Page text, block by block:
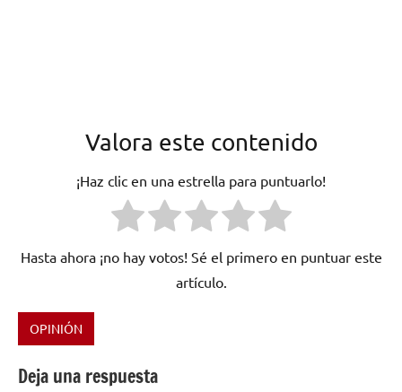
Valora este contenido
¡Haz clic en una estrella para puntuarlo!
Hasta ahora ¡no hay votos! Sé el primero en puntuar este
artículo.
Etiquetado
Def
OPINIÓN
Deja una respuesta